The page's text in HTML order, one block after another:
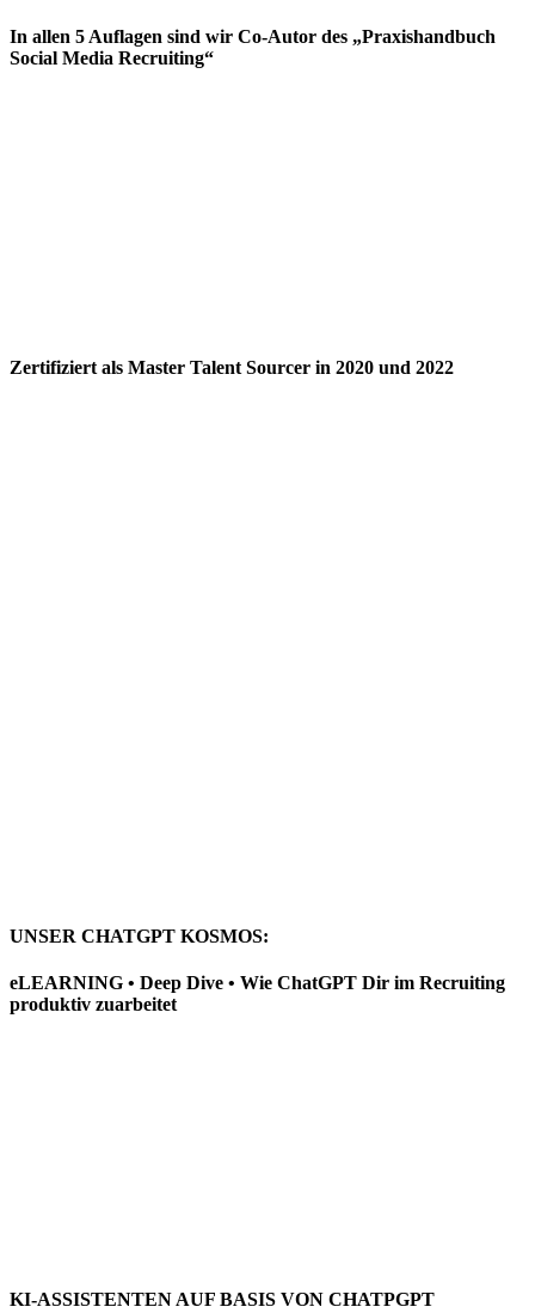
In allen 5 Auflagen sind wir Co-Autor des „Praxishandbuch
Social Media Recruiting“
Zertifiziert als Master Talent Sourcer in 2020 und 2022
UNSER CHATGPT KOSMOS:
eLEARNING • Deep Dive • Wie ChatGPT Dir im Recruiting
produktiv zuarbeitet
KI-ASSISTENTEN AUF BASIS VON CHATPGPT